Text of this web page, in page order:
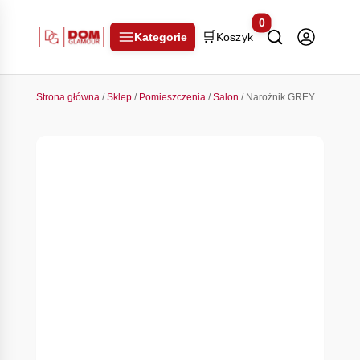
Kategorie 🛒 Koszyk
0
Strona główna/Sklep/ Pomieszczenia/Salon / Narożnik GREY